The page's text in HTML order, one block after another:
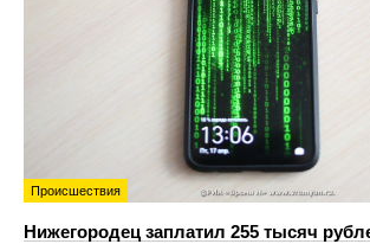
Происшествия
Нижегородец заплатил 255 тысяч